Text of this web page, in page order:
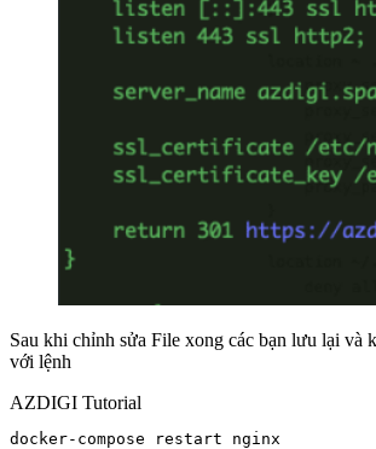
Sau khi chỉnh sửa File xong các bạn lưu lại và
với lệnh
AZDIGI Tutorial
docker-compose restart nginx